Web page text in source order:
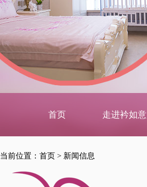
首页 走进衿如意
当前位置： 首页 > 新闻信息